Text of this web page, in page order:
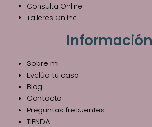
Consulta Online
Talleres Online
Información
Sobre mi
Evalúa tu caso
Blog
Contacto
Preguntas frecuentes
TIENDA